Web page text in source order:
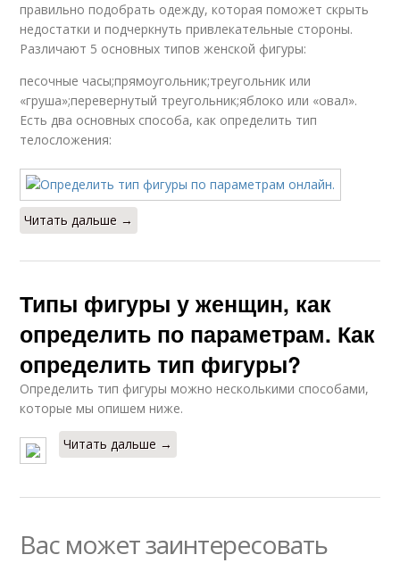
правильно подобрать одежду, которая поможет скрыть
недостатки и подчеркнуть привлекательные стороны.
Различают 5 основных типов женской фигуры:
песочные часы;прямоугольник;треугольник или
«груша»;перевернутый треугольник;яблоко или «овал».
Есть два основных способа, как определить тип
телосложения:
Читать дальше →
Типы фигуры у женщин, как
определить по параметрам. Как
определить тип фигуры?
Определить тип фигуры можно несколькими способами,
которые мы опишем ниже.
Читать дальше →
Вас может заинтересовать